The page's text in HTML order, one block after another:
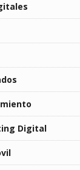
Digital